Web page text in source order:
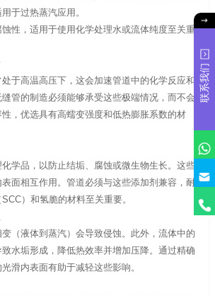
于过热蒸汽应用。
性，适用于使用化学处理水或流体纯度至关重
于高温高压下，这会加速管道中的化学反应和
管的制造必须能够承受这些极端情况，而不会
，优选具有高蠕变强度和低热膨胀系数的材
学品，以防止结垢、腐蚀或微生物生长。这些
面相互作用。管道必须与这些添加剂兼容，耐
）和氢脆的材料至关重要。
（液体到蒸汽）会导致侵蚀。此外，流体中的
水垢形成，降低热效率并增加压降。通过精确
滑内表面有助于减轻这些影响。
联系我们